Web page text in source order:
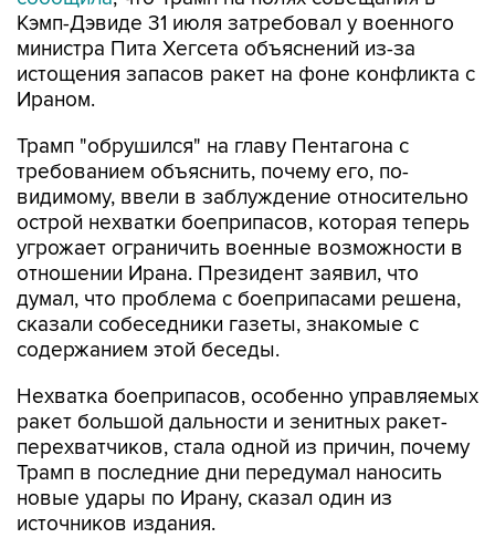
Кэмп-Дэвиде 31 июля затребовал у военного
министра Пита Хегсета объяснений из-за
истощения запасов ракет на фоне конфликта с
Ираном.
Трамп "обрушился" на главу Пентагона с
требованием объяснить, почему его, по-
видимому, ввели в заблуждение относительно
острой нехватки боеприпасов, которая теперь
угрожает ограничить военные возможности в
отношении Ирана. Президент заявил, что
думал, что проблема с боеприпасами решена,
сказали собеседники газеты, знакомые с
содержанием этой беседы.
Нехватка боеприпасов, особенно управляемых
ракет большой дальности и зенитных ракет-
перехватчиков, стала одной из причин, почему
Трамп в последние дни передумал наносить
новые удары по Ирану, сказал один из
источников издания.